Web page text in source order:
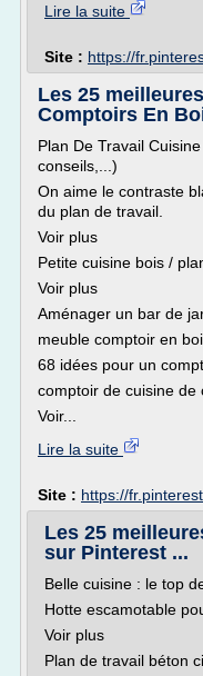
Lire la suite
Site : https://
Les 25
Comptoirs En
Plan De Travail
conseils,...)
On aime le contraste
du plan de travail.
Voir plus
Petite cuisine bois /
Voir plus
Aménager un bar de
meuble comptoir en
68 idées pour un
comptoir de cuisine de
Voir...
Lire la suite
Site : https://
Les 25
sur Pinterest ...
Belle cuisine : le top
Hotte escamotable
Voir plus
Plan de travail béton